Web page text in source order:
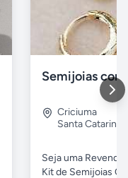
Criciuma
Santa Catarina
Seja uma
Kit de Semijoias